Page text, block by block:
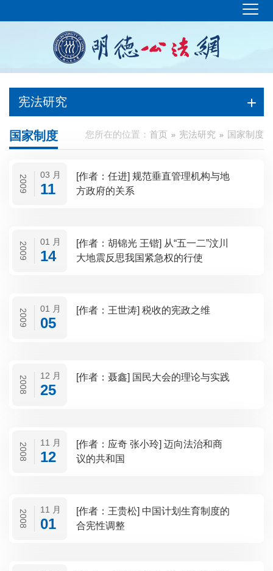
宪法研究
您所在的位置： 首页 宪法研究 国家制度
国家制度
2009 03 月
11
[作者：任进] 规范垂直管理机构与地
方政府的关系
2009 01 月
14
[作者：胡锦光 王锴] 从“五一二”汶川
大地震反思我国紧急权的行使
2009 01 月
05
[作者：王世涛] 税收的宪政之维
2008 12 月
25
[作者：聂鑫] 国民大会的理论与实践
2008 11 月
12
[作者：应奇 张小玲] 迈向法治和商
议的共和国
2008 11 月
01
[作者：王贵松] 中国计划生育制度的
合宪性调整